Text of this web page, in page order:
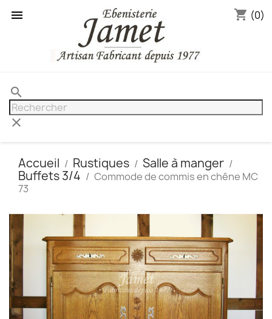
 shopping_cart (0)
search
clear
Accueil Rustiques
Salle à manger
Buffets 3/4
Commode de commis en chêne MC
73